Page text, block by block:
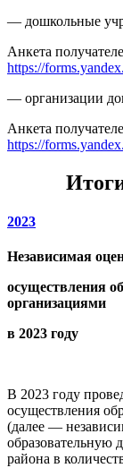
— дошкольные
Анкета
https://
— организации
Анкета
https://
2023
Независимая
осуществления
организациями
в 2023 году
В 2023 году
осуществления
(далее —
образовательную
района в